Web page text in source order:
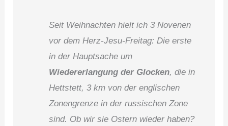
Seit Weihnachten hielt ich 3 Novenen
vor dem Herz-Jesu-Freitag: Die erste
in der Hauptsache um
Wiedererlangung der Glocken, die in
Hettstett, 3 km von der englischen
Zonengrenze in der russischen Zone
sind. Ob wir sie Ostern wieder haben?